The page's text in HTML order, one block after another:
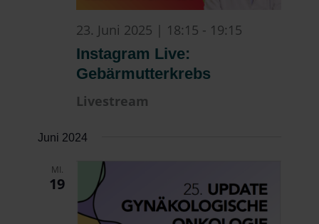
Instagram Live:
Gebärmutterkrebs
23. Juni 2025 | 18:15 - 19:15
Livestream
Juni 2024
MI.
19